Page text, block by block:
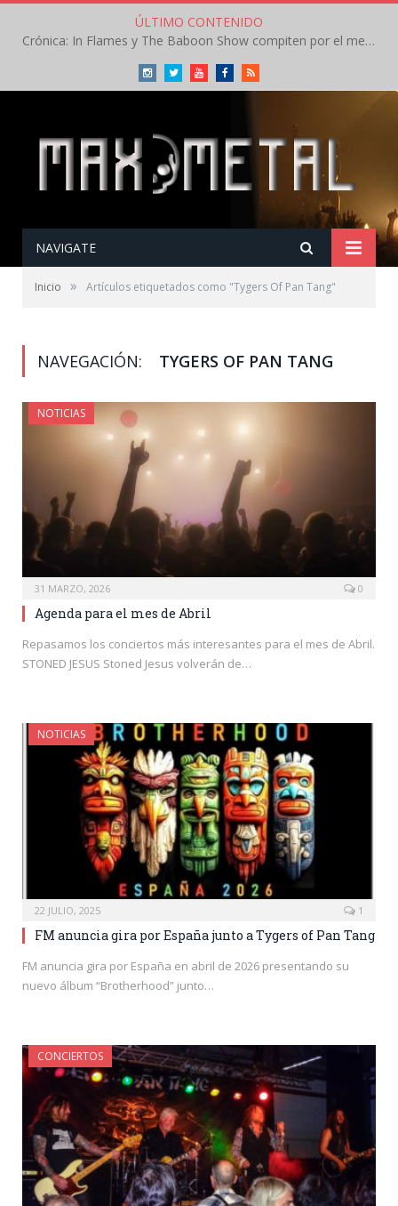
ÚLTIMO CONTENIDO
Crónica: In Flames y The Baboon Show compiten por el mejor concierto del día en el Leyendas del Rock – Viernes – Agosto 2026
InstagramTwitterYoutubeFacebookRSS
NAVIGATE
Inicio » Artículos etiquetados como "Tygers Of Pan Tang"
NAVEGACIÓN: TYGERS OF PAN TANG
NOTICIAS
31 MARZO, 2026 0
Agenda para el mes de Abril
Repasamos los conciertos más interesantes para el mes de Abril.
STONED JESUS Stoned Jesus volverán de…
NOTICIAS
22 JULIO, 2025 1
FM anuncia gira por España junto a Tygers of Pan Tang
FM anuncia gira por España en abril de 2026 presentando su
nuevo álbum “Brotherhood” junto…
CONCIERTOS